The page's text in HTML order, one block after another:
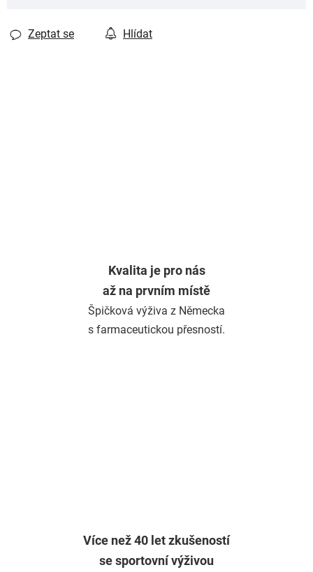
Zeptat se Hlídat
Kvalita je pro nás
až na prvním místě
Špičková výživa z Německa
s farmaceutickou přesností.
Více než 40 let zkušeností
se sportovní výživou